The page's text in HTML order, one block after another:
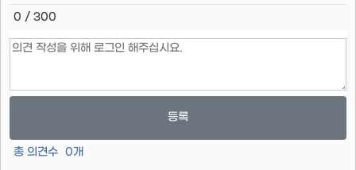
0 / 300
등록
총 의견수 0개